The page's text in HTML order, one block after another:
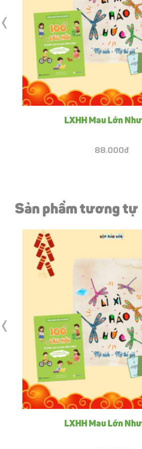
LXHH Mau Lớn
88.000đ
‹
Sản phẩm tương tự
LXHH Mau Lớn
‹